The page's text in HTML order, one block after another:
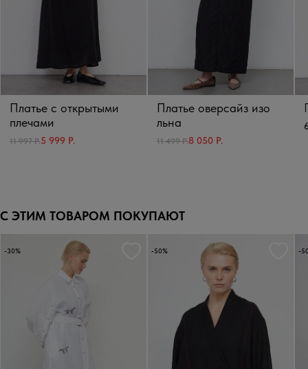
Платье с открытыми
плечами
11 997 Р.5 999 Р.
Платье оверсайз изо
льна
11 499 Р.8 050 Р.
С ЭТИМ ТОВАРОМ ПОКУПАЮТ
-30% -50% -